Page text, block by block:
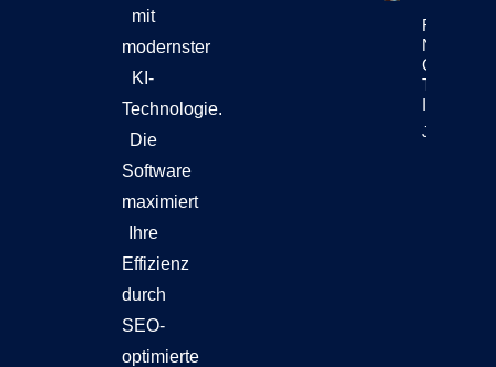
mit
modernster
KI-
Technologie.
Die
Software
maximiert
Ihre
Effizienz
durch
SEO-
optimierte
Reuters
News
Chatbots
Teil Der
Jetzt